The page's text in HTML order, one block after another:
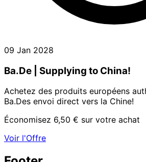
09 Jan 2028
Ba.De | Supplying to China!
Achetez des produits européens
Ba.Des envoi direct vers la Chine!
Économisez 6,50 € sur votre achat
Voir l'Offre